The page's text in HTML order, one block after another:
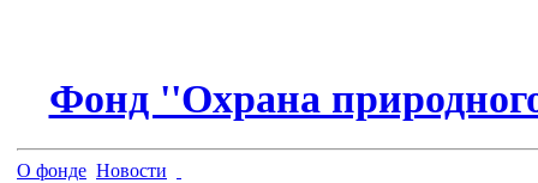
Фонд ''Охрана
О фонде Новости